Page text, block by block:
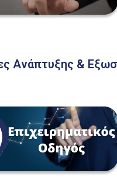
Ανάπτυξης &